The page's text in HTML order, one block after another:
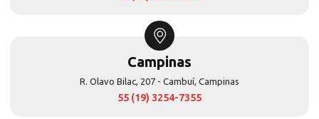
Campinas
R. Olavo Bilac, 207 - Cambuí, Campinas
55 (19) 3254-7355